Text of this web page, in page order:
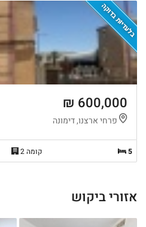
בלעדיות בדוקה
600,000 ₪
פרחי ארצנו, דימונה
5 קומה 2
אזורי ביקוש